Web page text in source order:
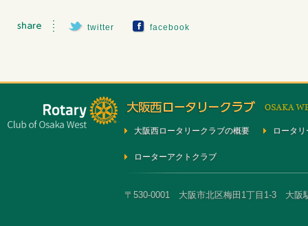
twitter facebook
大阪西ロータリークラブの概要 ロータ
ローターアクトクラブ
〒530-0001 大阪市北区梅田1丁目1-3 大阪